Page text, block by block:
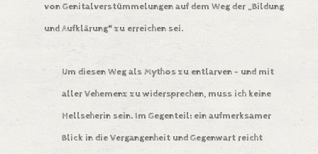
von Genitalverstümmelungen auf dem Weg der „Bildung
und Aufklärung“ zu erreichen sei.
Um diesen Weg als Mythos zu entlarven – und mit
aller Vehemenz zu widersprechen, muss ich keine
Hellseherin sein. Im Gegenteil: ein aufmerksamer
Blick in die Vergangenheit und Gegenwart reicht